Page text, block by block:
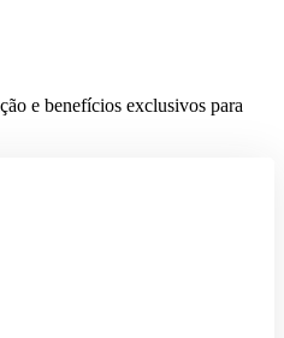
e benefícios exclusivos para